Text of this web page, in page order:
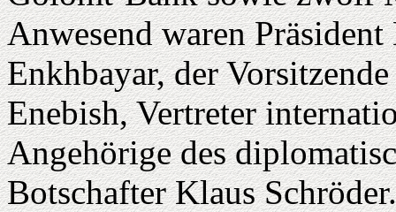
Anwesend waren
Enkhbayar, der
Enebish, Vertreter
Angehörige des
Botschafter Klaus Schröder.